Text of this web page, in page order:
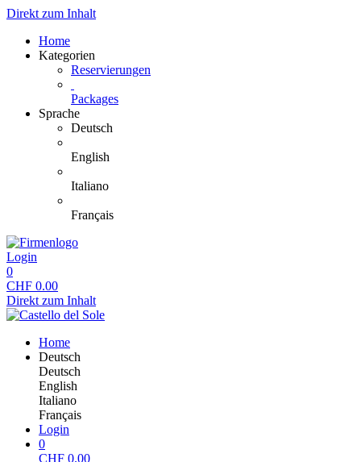
Direkt zum Inhalt
Home
Kategorien
Reservierungen
Packages
Sprache
Deutsch
English
Italiano
Français
Login
0
CHF 0.00
Direkt zum Inhalt
Home
Deutsch
Deutsch
English
Italiano
Français
Login
0
CHF 0.00